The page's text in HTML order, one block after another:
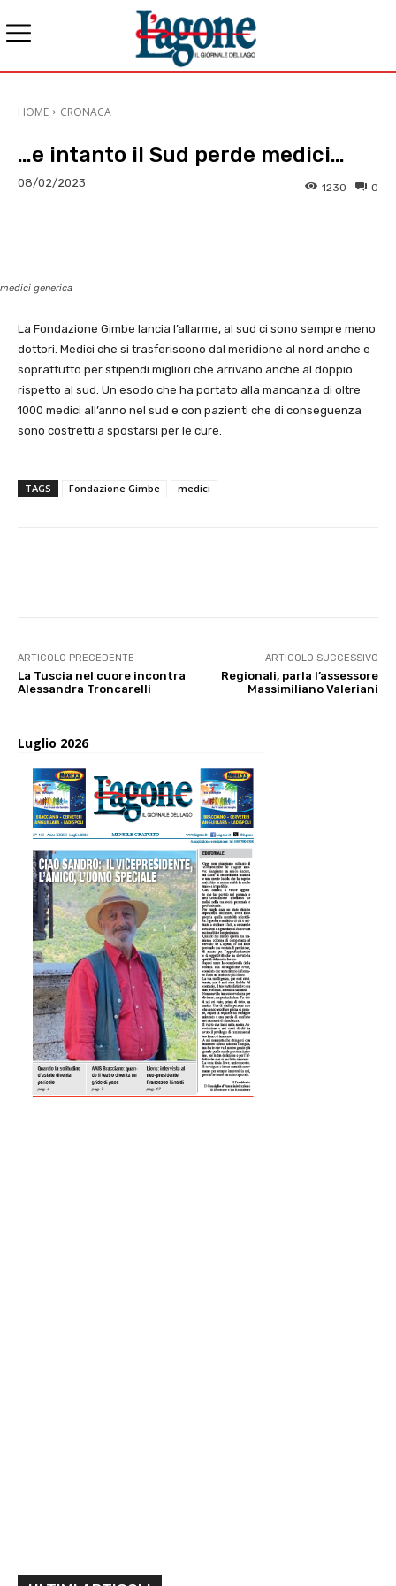
HOME CRONACA
…e intanto il Sud perde medici…
08/02/2023 0
1230
medici generica
La Fondazione Gimbe lancia l’allarme, al sud ci sono sempre meno
dottori. Medici che si trasferiscono dal meridione al nord anche e
soprattutto per stipendi migliori che arrivano anche al doppio
rispetto al sud. Un esodo che ha portato alla mancanza di oltre
1000 medici all’anno nel sud e con pazienti che di conseguenza
sono costretti a spostarsi per le cure.
TAGS Fondazione Gimbe medici
ARTICOLO PRECEDENTE
La Tuscia nel cuore incontra
Alessandra Troncarelli
ARTICOLO SUCCESSIVO
Regionali, parla l’assessore
Massimiliano Valeriani
Luglio 2026